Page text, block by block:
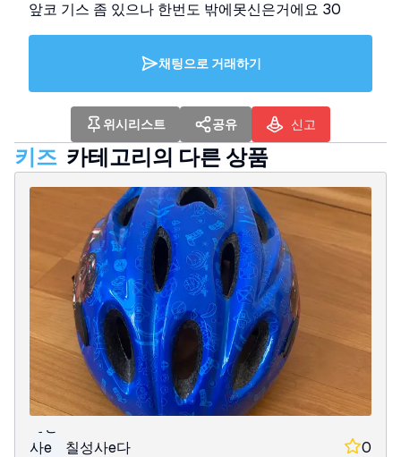
앞코 기스 좀 있으나 한번도 밖에못신은거에요 30
채팅으로 거래하기
위시리스트 공유 신고
키즈 카테고리의 다른 상품
칠성
사e
칠성사e다
0